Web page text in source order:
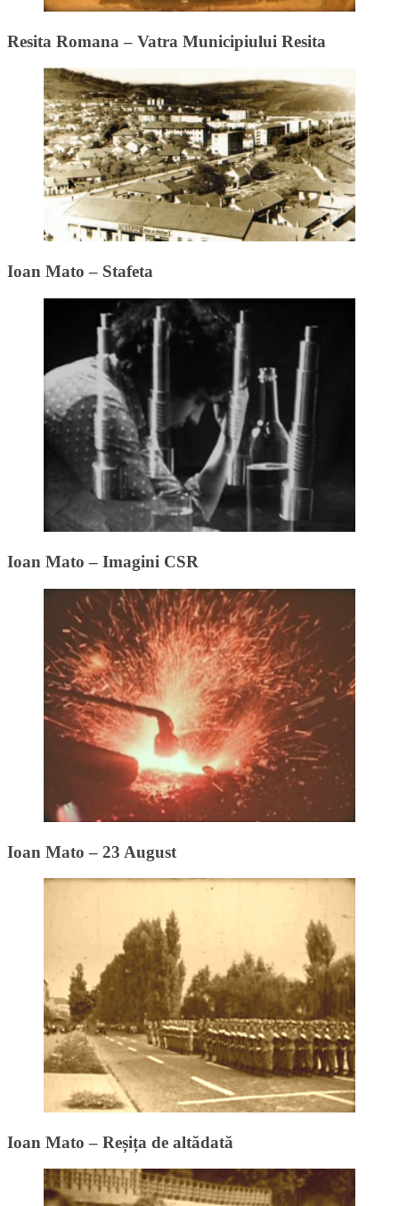
Resita Romana – Vatra Municipiului Resita
Ioan Mato – Stafeta
Ioan Mato – Imagini CSR
Ioan Mato – 23 August
Ioan Mato – Reșița de altădată